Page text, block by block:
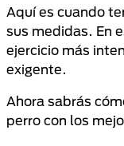
Aquí es cuando
sus medidas. En
ejercicio más
exigente.
Ahora sabrás
perro con los